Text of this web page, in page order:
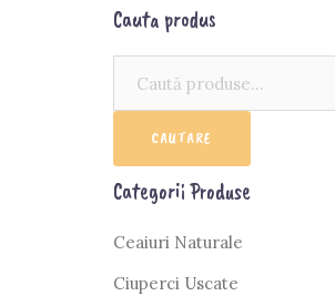
Cauta produs
CAUTARE
Categorii Produse
Ceaiuri Naturale
Ciuperci Uscate